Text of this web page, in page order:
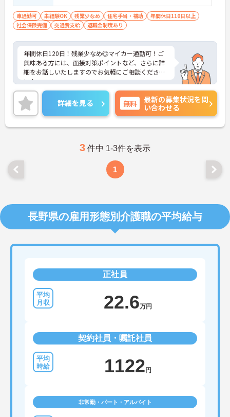
車通勤可 未経験OK 残業少なめ 住宅手当・補助
年間休日110日以上
社会保険完備
交通費支給 退職金制度あり
年間休日120日！残業少なめ◎マイカー通勤可！ご
興味ある方には、面接対策ポイントなど、さらに詳
細をお話しいたしますのでお気軽にご相談くださ
い！
詳細を見る 無料
最新の募集状況を問
い合わせる
3 件中 1-3件を表示
1
長野県の雇用形態別介護職の平均給与
正社員
22.6万円
契約社員・嘱託社員
1122 円
非常勤・パート・アルバイト